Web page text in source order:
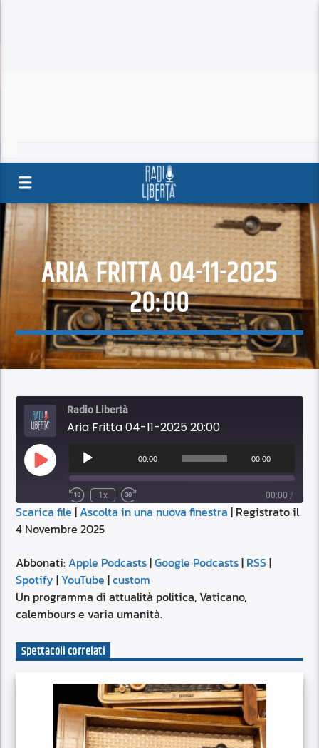
ARIA FRITTA 04-11-2025
20:00
Radio Libertà
Aria Fritta 04-11-2025 20:00
Play
Episode
Audio
Player
00:00 00:00
1x 00:00 /
SUBSCRIBE SHARE
Apple Podcasts
YouTube
RSS FEED
SHARE
LINK
EMBED
Scarica file |Ascolta in una nuova finestra | Registrato il
4 Novembre 2025
Abbonati:Apple Podcasts|Google Podcasts| RSS|
Spotify | YouTube |custom
Un programma di attualità politica, Vaticano,
calembours e varia umanità.
Spettacoli correlati